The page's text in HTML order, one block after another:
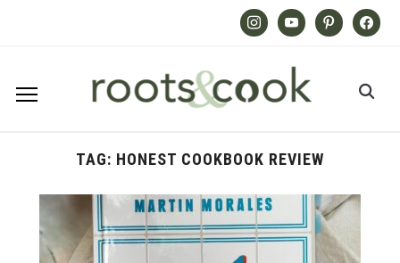
InstagramYoutube PinterestFacebook
TAG: HONEST COOKBOOK REVIEW